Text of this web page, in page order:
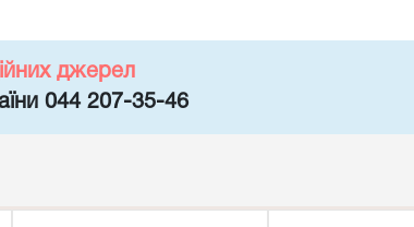
джерел
044 207-35-46